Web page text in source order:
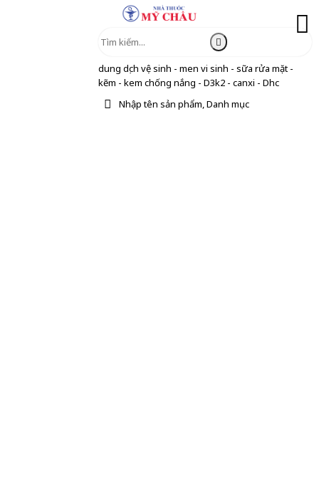
dung dịch vệ sinh - men vi sinh - sữa rửa mặt -
kẽm - kem chống nắng - D3k2 - canxi - Dhc
Nhập tên sản phẩm, Danh mục